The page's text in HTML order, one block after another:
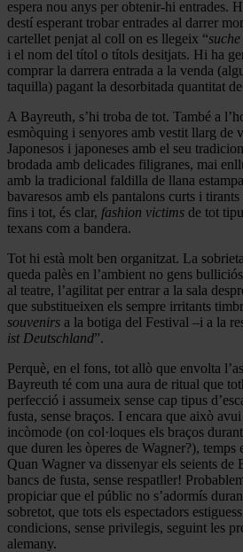
espera nou anys per obtenir-hi entrades.
destí esperant trobar entrades al darrer
cartellet penjat al coll on es llegeix “
i el nom del títol o títols desitjats. Hi ha
comprar la darrera entrada a la venda
taquilla) pagant la desorbitada quantitat
A Bayreuth, s’hi troba de tot. També a
esmòquing i senyores amb vestit llarg de
Japonesos i japoneses amb el seu
brodada amb delicades filigranes, mai
amb la tradicional faldilla de llana
bavaresos amb els pantalons curts i
fins i tot, és clar, fashion victims de tot
texans com a bandera.
Tot hi està molt ben organitzat. La
queda palès en l’ambient no gens
al teatre, l’agilitat per entrar a la sala
que substitueixen els sempre irritants
souvenirs a la botiga del Festival –i a la
ist Deutschland”.
Perquè, en el fons, tot allò que envolta
Bayreuth té com una aura de ritual que
perfecció i assumeix sense cap tipus
fusta, sense braços. I encara que això
incòmode (on col·loques els braços
que duren les òperes de Wagner?), temps
Quan Wagner va dissenyar els seients de
bancs de fusta, sense respatller!
propiciar que el públic no s’adormís
sobretot, que tots els espectadors
condicions, sense privilegis, seguint les
alemany.